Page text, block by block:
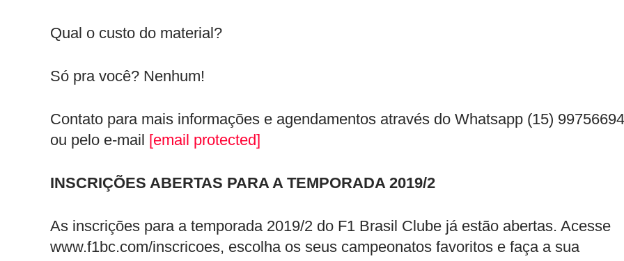
Qual o custo do material?
Só pra você? Nenhum!
Contato para mais informações e agendamentos através do Whatsapp (15)
ou pelo e-mail [email protected]
INSCRIÇÕES ABERTAS PARA A TEMPORADA 2019/2
As inscrições para a temporada 2019/2 do F1 Brasil Clube já estão abertas. Acesse
www.f1bc.com/inscricoes, escolha os seus campeonatos favoritos e faça a sua